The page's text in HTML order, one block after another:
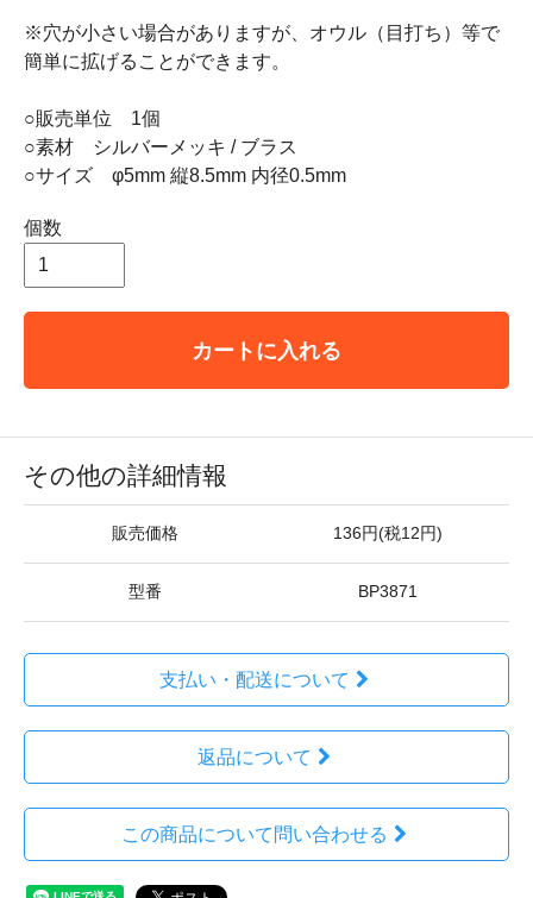
※穴が小さい場合がありますが、オウル（目打ち）等で
簡単に拡げることができます。
○販売単位 1個
○素材 シルバーメッキ / ブラス
○サイズ φ5mm 縦8.5mm 内径0.5mm
個数
カートに入れる
その他の詳細情報
販売価格 136円(税12円)
型番 BP3871
支払い・配送について
返品について
この商品について問い合わせる